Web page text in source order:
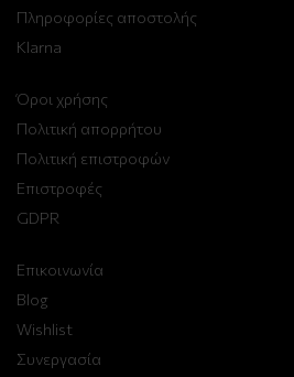
Πληροφορίες αποστολής
Klarna
Όροι χρήσης
Πολιτική απορρήτου
Πολιτική επιστροφών
Επιστροφές
GDPR
Επικοινωνία
Blog
Wishlist
Συνεργασία